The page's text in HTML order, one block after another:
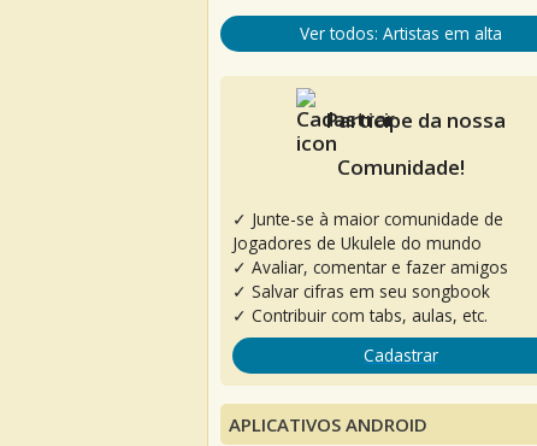
Ver todos: Artistas em alta
Participe da nossa
Comunidade!
✓ Junte-se à maior comunidade de
Jogadores de Ukulele do mundo
✓ Avaliar, comentar e fazer amigos
✓ Salvar cifras em seu songbook
✓ Contribuir com tabs, aulas, etc.
Cadastrar
APLICATIVOS ANDROID